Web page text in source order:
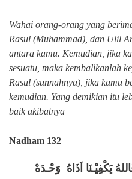
Wahai orang-orang yang
Rasul (Muhammad), dan Ulil
antara kamu. Kemudian, jika
sesuatu, maka kembalikanlah
Rasul (sunnahnya), jika kamu
kemudian. Yang demikian itu
baik akibatnya
Nadham 132
يَكْفِيْـنَا اَذَاهُ وَحْـدَهْ